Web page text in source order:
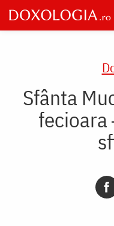
Skip
to
main
Sfânta
fecioara